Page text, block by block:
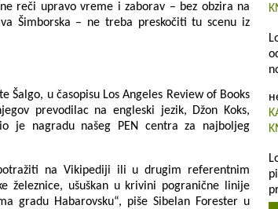
reči upravo vreme i zaborav – bez obzira na
Šimborska – ne treba preskočiti tu scenu iz
Šalgo, u časopisu Los Angeles Review of Books
prevodilac na engleski jezik, Džon Koks,
je nagradu našeg PEN centra za najboljeg
na Vikipediji ili u drugim referentnim
železnice, ušuškan u krivini pogranične linije
gradu Habarovsku“, piše Sibelan Forester u